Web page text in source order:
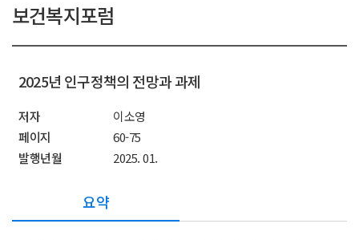
보건복지포럼
2025년 인구정책의 전망과 과제
저자
이소영
페이지
60-75
발행년월
2025. 01.
요약